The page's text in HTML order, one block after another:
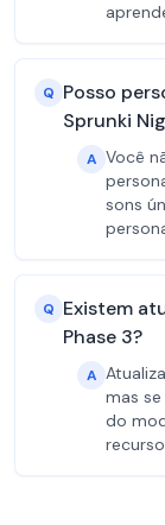
Q Posso
Sprunki
A Você
sons
Q Existem
Phase 3?
A
mas
do